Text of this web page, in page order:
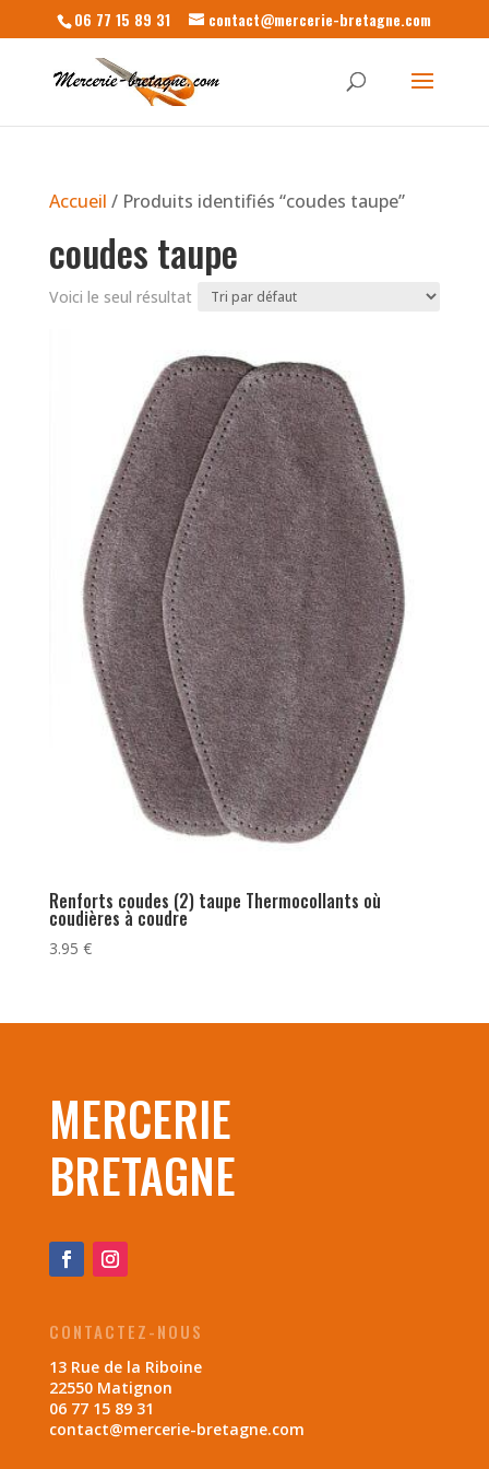
06 77 15 89 31 contact@mercerie-bretagne.com
Accueil / Produits identifiés “coudes taupe”
coudes taupe
Voici le seul résultat
Renforts coudes (2) taupe Thermocollants où
coudières à coudre
3.95 €
MERCERIE
BRETAGNE
CONTACTEZ-NOUS
13 Rue de la Riboine
22550 Matignon
06 77 15 89 31
contact@mercerie-bretagne.com